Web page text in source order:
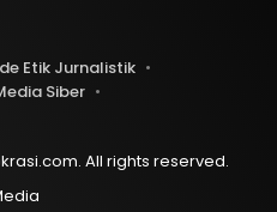
Etik Jurnalistik
Siber
All rights reserved.